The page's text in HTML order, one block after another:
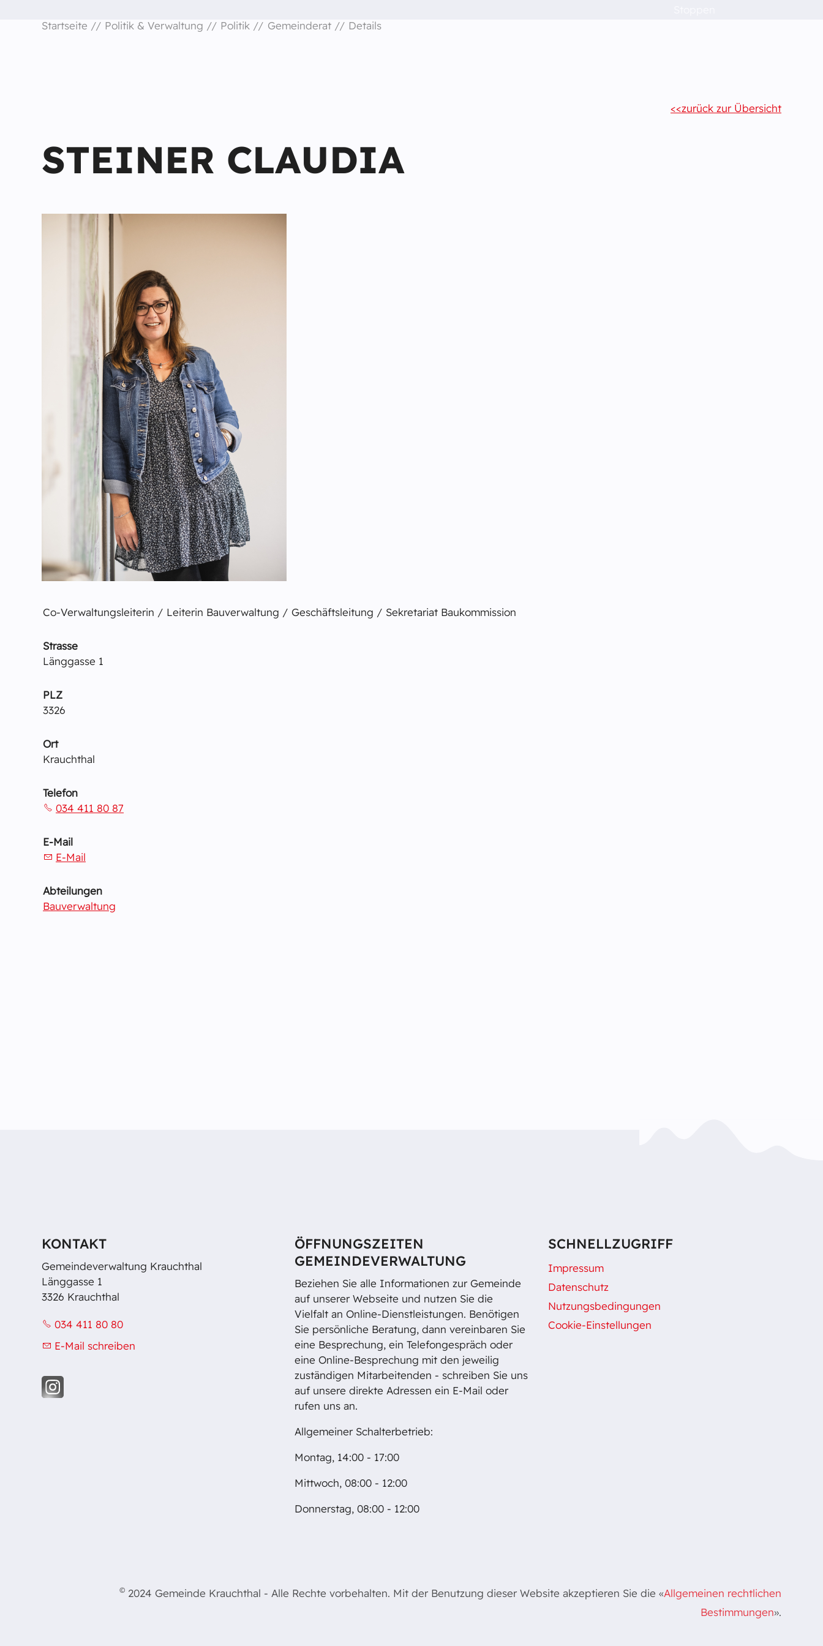
Startseite Politik & Verwaltung Politik Gemeinderat Details
zurück zur Übersicht
STEINER CLAUDIA
Co-Verwaltungsleiterin / Leiterin Bauverwaltung / Geschäftsleitung / Sekretariat Baukommission
Strasse
Länggasse 1
PLZ
3326
Ort
Krauchthal
Telefon
034 411 80 87
E-Mail
E-Mail
Abteilungen
Bauverwaltung
KONTAKT
Gemeindeverwaltung Krauchthal
Länggasse 1
3326 Krauchthal
034 411 80 80
E-Mail schreiben
ÖFFNUNGSZEITEN
GEMEINDEVERWALTUNG
Beziehen Sie alle Informationen zur Gemeinde
auf unserer Webseite und nutzen Sie die
Vielfalt an Online-Dienstleistungen. Benötigen
Sie persönliche Beratung, dann vereinbaren Sie
eine Besprechung, ein Telefongespräch oder
eine Online-Besprechung mit den jeweilig
zuständigen Mitarbeitenden - schreiben Sie uns
auf unsere direkte Adressen ein E-Mail oder
rufen uns an.
Allgemeiner Schalterbetrieb:
Montag, 14:00 - 17:00
Mittwoch, 08:00 - 12:00
Donnerstag, 08:00 - 12:00
SCHNELLZUGRIFF
Impressum
Datenschutz
Nutzungsbedingungen
Cookie-Einstellungen
© 2024 Gemeinde Krauchthal - Alle Rechte vorbehalten. Mit der Benutzung dieser Website akzeptieren Sie die «Allgemeinen rechtlichen
Bestimmungen».